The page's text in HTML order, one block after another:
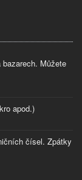
Můžete
apod.)
čísel. Zpátky